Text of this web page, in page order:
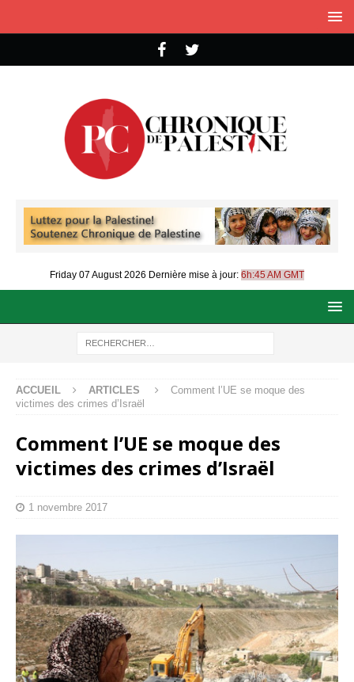
Friday 07 August 2026 Dernière mise à jour: 6h:45 AM GMT
ACCUEIL ARTICLES
Comment l’UE se moque des
victimes des crimes d’Israël
Comment l’UE se moque des
victimes des crimes d’Israël
1 novembre 2017